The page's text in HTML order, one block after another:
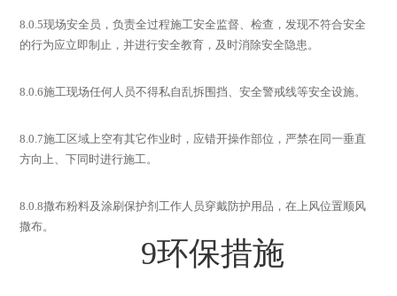
8.0.5现场安全员，负责全过程施工安全监督、检查，发现不符合安全
的行为应立即制止，并进行安全教育，及时消除安全隐患。
8.0.6施工现场任何人员不得私自乱拆围挡、安全警戒线等安全设施。
8.0.7施工区域上空有其它作业时，应错开操作部位，严禁在同一垂直
方向上、下同时进行施工。
8.0.8撒布粉料及涂刷保护剂工作人员穿戴防护用品，在上风位置顺风
撒布。
9环保措施